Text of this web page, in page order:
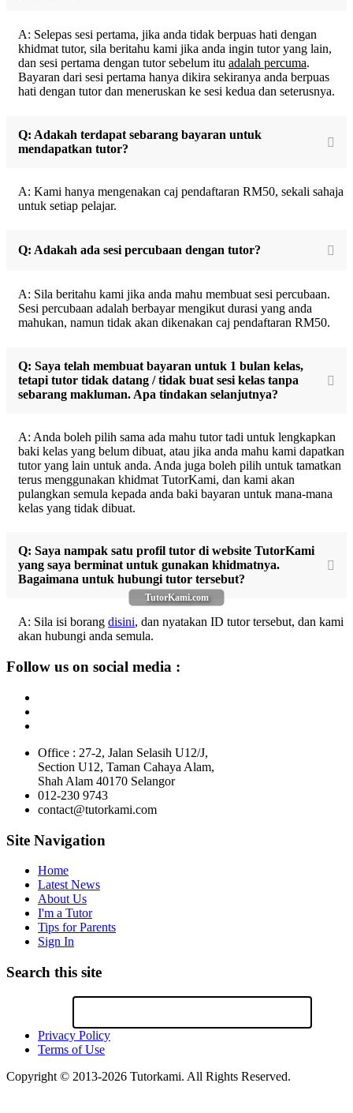
TutorKami.com
A: Selepas sesi pertama, jika anda tidak berpuas hati dengan
khidmat tutor, sila beritahu kami jika anda ingin tutor yang lain,
dan sesi pertama dengan tutor sebelum itu adalah percuma.
Bayaran dari sesi pertama hanya dikira sekiranya anda berpuas
hati dengan tutor dan meneruskan ke sesi kedua dan seterusnya.
Q: Adakah terdapat sebarang bayaran untuk
mendapatkan tutor?
A: Kami hanya mengenakan caj pendaftaran RM50, sekali sahaja
untuk setiap pelajar.
Q: Adakah ada sesi percubaan dengan tutor?
A: Sila beritahu kami jika anda mahu membuat sesi percubaan.
Sesi percubaan adalah berbayar mengikut durasi yang anda
mahukan, namun tidak akan dikenakan caj pendaftaran RM50.
Q: Saya telah membuat bayaran untuk 1 bulan kelas,
tetapi tutor tidak datang / tidak buat sesi kelas tanpa
sebarang makluman. Apa tindakan selanjutnya?
A: Anda boleh pilih sama ada mahu tutor tadi untuk lengkapkan
baki kelas yang belum dibuat, atau jika anda mahu kami dapatkan
tutor yang lain untuk anda. Anda juga boleh pilih untuk tamatkan
terus menggunakan khidmat TutorKami, dan kami akan
pulangkan semula kepada anda baki bayaran untuk mana-mana
kelas yang tidak dibuat.
Q: Saya nampak satu profil tutor di website TutorKami
yang saya berminat untuk gunakan khidmatnya.
Bagaimana untuk hubungi tutor tersebut?
A: Sila isi borang disini, dan nyatakan ID tutor tersebut, dan kami
akan hubungi anda semula.
Follow us on social media :
Office : 27-2, Jalan Selasih U12/J,
Section U12, Taman Cahaya Alam,
Shah Alam 40170 Selangor
012-230 9743
contact@tutorkami.com
Site Navigation
Home
Latest News
About Us
I'm a Tutor
Tips for Parents
Sign In
Search this site
Privacy Policy
Terms of Use
Copyright © 2013-2026 Tutorkami. All Rights Reserved.